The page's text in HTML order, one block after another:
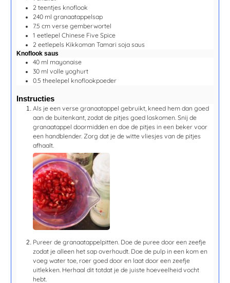
2 teentjes knoflook
240 ml granaatappelsap
7.5 cm verse gemberwortel
1 eetlepel Chinese Five Spice
2 eetlepels Kikkoman Tamari soja saus
Knoflook saus
40 ml mayonaise
30 ml volle yoghurt
0.5 theelepel knoflookpoeder
Instructies
Als je een verse granaatappel gebruikt, kneed hem dan goed
aan de buitenkant, zodat de pitjes goed loskomen. Snij de
granaatappel doormidden en doe de pitjes in een beker voor
een handblender. Zorg dat je de witte vliesjes van de pitjes
afhaalt.
Pureer de granaatappelpitten. Doe de puree door een zeefje
zodat je alleen het sap overhoudt. Doe de pulp in een kom en
voeg water toe, roer goed door en laat door een zeefje
uitlekken. Herhaal dit totdat je de juiste hoeveelheid vocht
hebt.